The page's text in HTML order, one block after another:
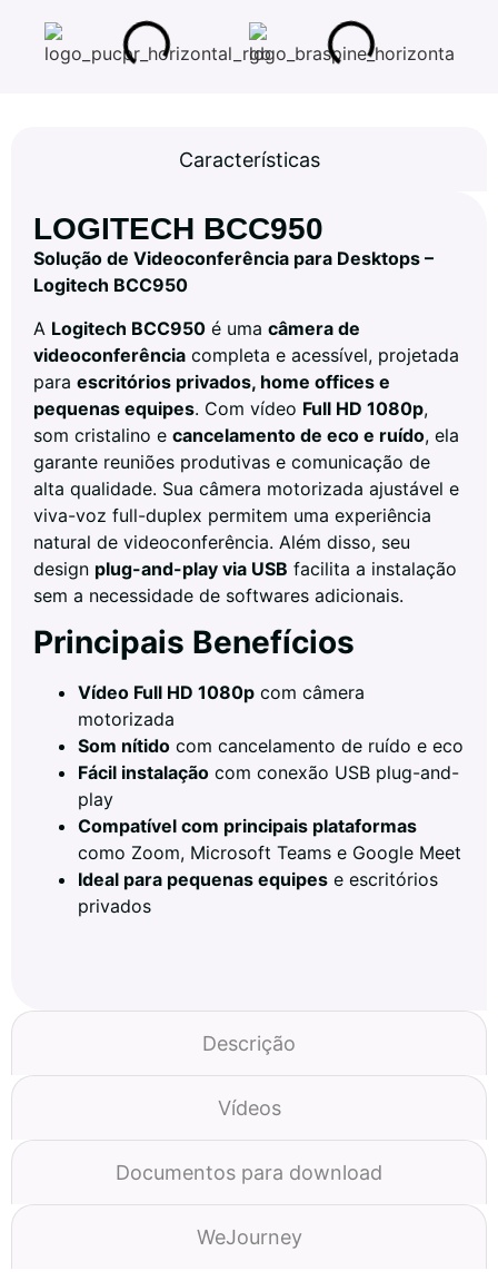
Características
Descrição
Vídeos
Documentos para download
WeJourney
LOGITECH BCC950
Solução de Videoconferência para Desktops –
Logitech BCC950
A Logitech BCC950 é uma câmera de
videoconferência completa e acessível, projetada
para escritórios privados, home offices e
pequenas equipes. Com vídeo Full HD 1080p,
som cristalino e cancelamento de eco e ruído, ela
garante reuniões produtivas e comunicação de
alta qualidade. Sua câmera motorizada ajustável e
viva-voz full-duplex permitem uma experiência
natural de videoconferência. Além disso, seu
design plug-and-play via USB facilita a instalação
sem a necessidade de softwares adicionais.
Principais Benefícios
Vídeo Full HD 1080p com câmera
motorizada
Som nítido com cancelamento de ruído e eco
Fácil instalação com conexão USB plug-and-
play
Compatível com principais plataformas
como Zoom, Microsoft Teams e Google Meet
Ideal para pequenas equipes e escritórios
privados